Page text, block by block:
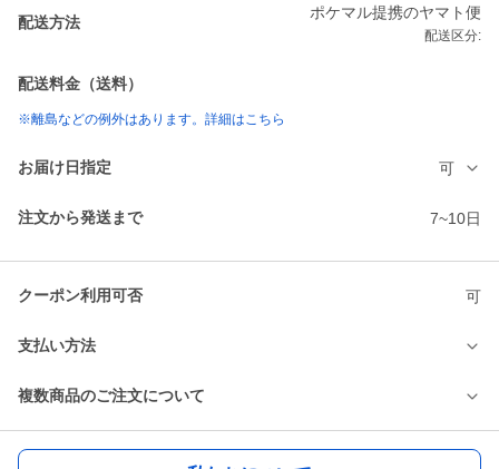
配送方法
ポケマル提携のヤマト便
配送区分:
配送料金（送料）
※離島などの例外はあります。詳細はこちら
お届け日指定 可
注文から発送まで 7~10日
クーポン利用可否 可
支払い方法
複数商品のご注文について